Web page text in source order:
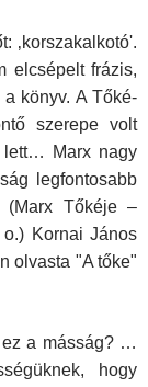
‚korszakalkotó'.
elcsépelt frázis,
könyv. A Tőké-
szerepe volt
lett… Marx nagy
legfontosabb
(Marx Tőkéje –
Kornai János
olvasta "A tőke"
a másság? …
hogy